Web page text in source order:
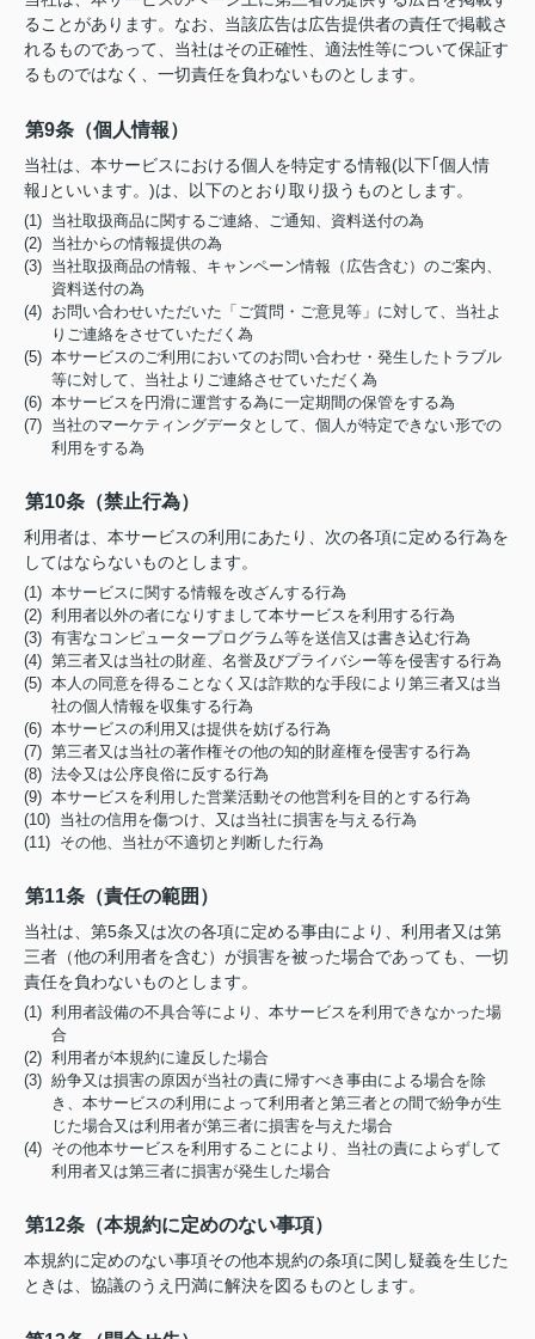
ることがあります。なお、当該広告は広告提供者の責任で掲載さ
れるものであって、当社はその正確性、適法性等について保証す
るものではなく、一切責任を負わないものとします。
第9条（個人情報）
当社は、本サービスにおける個人を特定する情報(以下｢個人情
報｣といいます。)は、以下のとおり取り扱うものとします。
(1) 当社取扱商品に関するご連絡、ご通知、資料送付の為
(2) 当社からの情報提供の為
(3) 当社取扱商品の情報、キャンペーン情報（広告含む）のご案内、
資料送付の為
(4) お問い合わせいただいた「ご質問・ご意見等」に対して、当社よ
りご連絡をさせていただく為
(5) 本サービスのご利用においてのお問い合わせ・発生したトラブル
等に対して、当社よりご連絡させていただく為
(6) 本サービスを円滑に運営する為に一定期間の保管をする為
(7) 当社のマーケティングデータとして、個人が特定できない形での
利用をする為
第10条（禁止行為）
利用者は、本サービスの利用にあたり、次の各項に定める行為を
してはならないものとします。
(1) 本サービスに関する情報を改ざんする行為
(2) 利用者以外の者になりすまして本サービスを利用する行為
(3) 有害なコンピュータープログラム等を送信又は書き込む行為
(4) 第三者又は当社の財産、名誉及びプライバシー等を侵害する行為
(5) 本人の同意を得ることなく又は詐欺的な手段により第三者又は当
社の個人情報を収集する行為
(6) 本サービスの利用又は提供を妨げる行為
(7) 第三者又は当社の著作権その他の知的財産権を侵害する行為
(8) 法令又は公序良俗に反する行為
(9) 本サービスを利用した営業活動その他営利を目的とする行為
(10) 当社の信用を傷つけ、又は当社に損害を与える行為
(11) その他、当社が不適切と判断した行為
第11条（責任の範囲）
当社は、第5条又は次の各項に定める事由により、利用者又は第
三者（他の利用者を含む）が損害を被った場合であっても、一切
責任を負わないものとします。
(1) 利用者設備の不具合等により、本サービスを利用できなかった場
合
(2) 利用者が本規約に違反した場合
(3) 紛争又は損害の原因が当社の責に帰すべき事由による場合を除
き、本サービスの利用によって利用者と第三者との間で紛争が生
じた場合又は利用者が第三者に損害を与えた場合
(4) その他本サービスを利用することにより、当社の責によらずして
利用者又は第三者に損害が発生した場合
第12条（本規約に定めのない事項）
本規約に定めのない事項その他本規約の条項に関し疑義を生じた
ときは、協議のうえ円満に解決を図るものとします。